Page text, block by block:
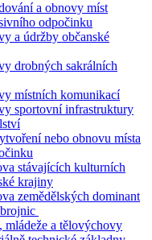
a obnovy míst
odpočinku
a údržby občanské
drobných sakrálních
místních komunikací
sportovní infrastruktury
nebo obnovu místa
stávajících kulturních
krajiny
zemědělských dominant
a tělovýchovy